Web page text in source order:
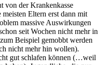
von der Krankenkasse
Eltern erst dann mit
massive Auswirkungen
seit Wochen nicht mehr in
Beispiel gemobbt werden
nicht mehr hin wollen).
gut schlafen können (…weil